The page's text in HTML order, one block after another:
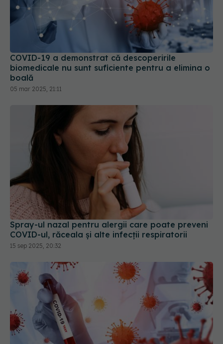
COVID-19 a demonstrat că descoperirile
biomedicale nu sunt suficiente pentru a elimina o
boală
05 mar 2025, 21:11
Spray-ul nazal pentru alergii care poate preveni
COVID-ul, răceala și alte infecții respiratorii
15 sep 2025, 20:32